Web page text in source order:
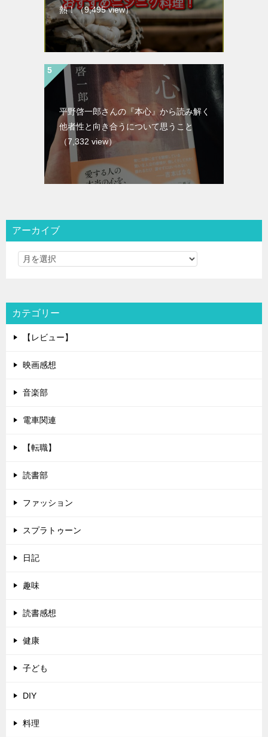
熱！（9,495 view）
平野啓一郎さんの『本心』から読み解く
他者性と向き合うについて思うこと
（7,332 view）
アーカイブ
カテゴリー
【レビュー】
映画感想
音楽部
電車関連
【転職】
読書部
ファッション
スプラトゥーン
日記
趣味
読書感想
健康
子ども
DIY
料理